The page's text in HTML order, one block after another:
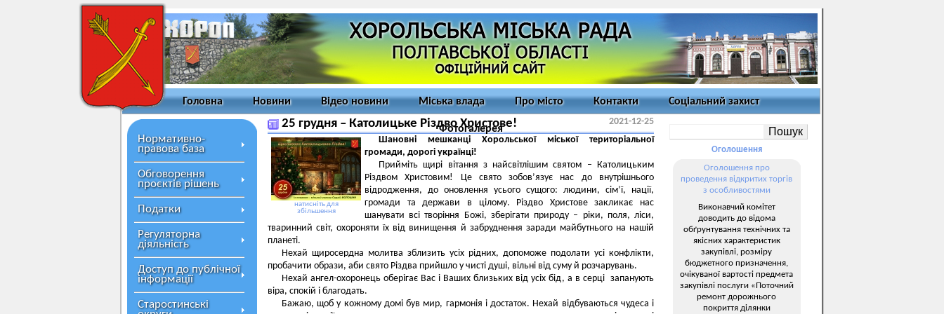
Головна Новини Відео новини Міська влада Про місто Контакти Соціальний захист
Фотогалерея
Нормативно-
правова база
Обговорення
проєктів рішень
Податки
Регуляторна
діяльність
Доступ до публічної
інформації
Старостинські
25 грудня – Католицьке Різдво Христове! 2021-12-25
натисніть для
збільшення
Шановні мешканці Хорольської міської територіальної
громади, дорогі українці!
Прийміть щирі вітання з найсвітлішим святом – Католицьким
Різдвом Христовим! Це свято зобов’язує нас до внутрішнього
відродження, до оновлення усього сущого: людини, сім’ї, нації,
громади та держави в цілому. Різдво Христове закликає нас
шанувати всі творіння Божі, зберігати природу – ріки, поля, ліси,
тваринний світ, охороняти їх від винищення й забруднення заради майбутнього на нашій
планеті.
Нехай щиросердна молитва зблизить усіх рідних, допоможе подолати усі конфлікти,
пробачити образи, аби свято Різдва прийшло у чисті душі, вільні від суму й розчарувань.
Нехай ангел-охоронець оберігає Вас і Ваших близьких від усіх бід, а в серці запанують
віра, спокій і благодать.
Бажаю, щоб у кожному домі був мир, гармонія і достаток. Нехай відбуваються чудеса і
Оголошення
Оголошення про
проведення відкритих торгів
з особливостями
Виконавчий комітет
доводить до відома
обґрунтування технічних та
якісних характеристик
закупівлі, розміру
бюджетного призначення,
очікуваної вартості предмета
закупівлі послуги «Поточний
ремонт дорожнього
покриття ділянки